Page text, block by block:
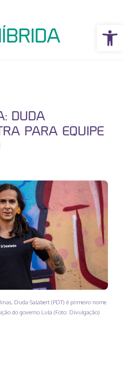
Abrir a barra de ferramentas
DUDA
PARA EQUIPE
Duda Salabert (PDT) é primeiro nome
do governo Lula (Foto: Divulgação)